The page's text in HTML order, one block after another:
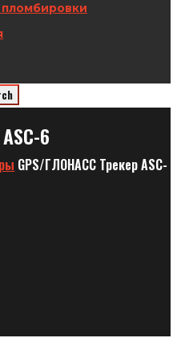
6
GPS/ГЛОНАСС Трекер ASC-